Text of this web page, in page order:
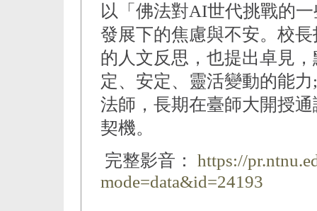
以「佛法對AI世代挑戰的
發展下的焦慮與不安。校
的人文反思，也提出卓見
定、安定、靈活變動的能
法師，長期在臺師大開授
契機。
完整影音：
https://
mode=data&id=24193